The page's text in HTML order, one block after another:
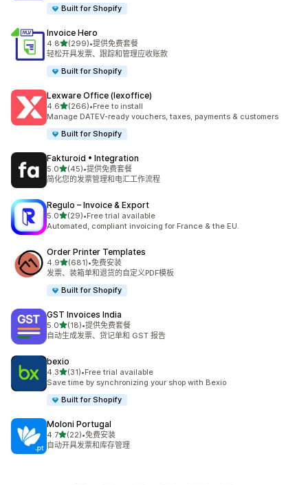
Built for Shopify
Invoice Hero
4.8星（满分 5 星）
(299)
总共 299 条评论
•提供免费套餐
轻松开具发票、跟踪和管理应收账款
Built for Shopify
Lexware Office (lexoffice)
4.6星（满分 5 星）
(266)
总共 266 条评论
•Free to install
Manage DATEV-ready vouchers, taxes, payments & customers
Built for Shopify
Fakturoid • Integration
5.0星（满分 5 星）
(45)
总共 45 条评论
•提供免费套餐
简化您的发票管理和电汇工作流程
Regulo – Invoice & Export
5.0星（满分 5 星）
(29)
总共 29 条评论
•Free trial available
Automated, compliant invoicing for France & the EU.
Order Printer Templates
4.9星（满分 5 星）
(681)
总共 681 条评论
•免费安装
发票、装箱单和退货的自定义PDF模板
Built for Shopify
GST Invoices India
5.0星（满分 5 星）
(18)
总共 18 条评论
•提供免费套餐
自动生成发票、贷记单和 GST 报告
bexio
4.3星（满分 5 星）
(31)
总共 31 条评论
•Free trial available
Save time by synchronizing your shop with Bexio
Built for Shopify
Moloni Portugal
4.7星（满分 5 星）
(22)
总共 22 条评论
•免费安装
自动开具发票和库存管理